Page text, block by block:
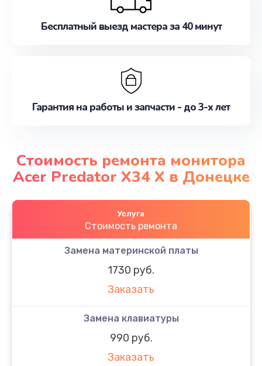
Бесплатный выезд мастера за 40 минут
Гарантия на работы и запчасти - до 3-х лет
Стоимость ремонта монитора
Acer Predator X34 X в Донецке
Услуга
Стоимость ремонта
Замена материнской платы
1730 руб.
Заказать
Замена клавиатуры
990 руб.
Заказать